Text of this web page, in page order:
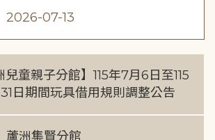
2026-07-13
兒童親子分館】115年7月6日至115
日期間玩具借用規則調整公告
蘆洲集賢分館